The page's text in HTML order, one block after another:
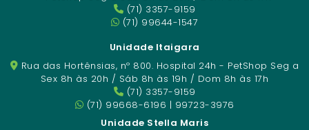
(71) 3357-9159
(71) 99644-1547
Unidade Itaigara
Rua das Hortênsias, nº 800. Hospital 24h - PetShop Seg a
Sex 8h às 20h / Sáb 8h às 19h / Dom 8h às 17h
(71) 3357-9159
(71) 99668-6196 | 99723-3976
Unidade Stella Maris